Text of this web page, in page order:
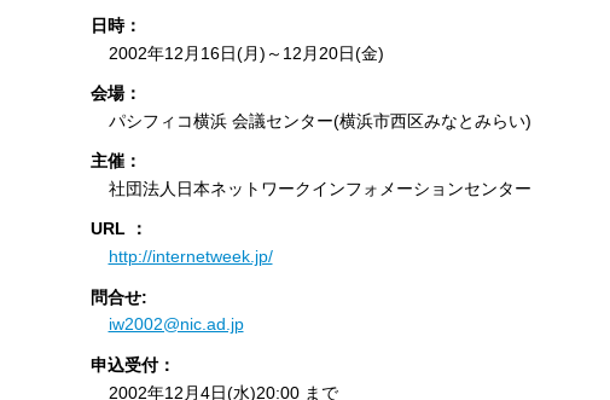
日時：
2002年12月16日(月)～12月20日(金)
会場：
パシフィコ横浜 会議センター(横浜市西区みなとみらい)
主催：
社団法人日本ネットワークインフォメーションセンター
URL ：
http://internetweek.jp/
問合せ:
iw2002@nic.ad.jp
申込受付：
2002年12月4日(水)20:00 まで